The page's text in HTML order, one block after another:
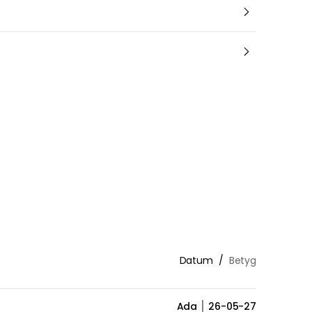
Datum Betyg
Ada 26-05-27